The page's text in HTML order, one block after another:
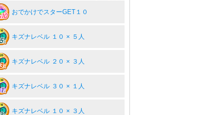
おでかけでスターGET１０
キズナレベル １０ × ５人
キズナレベル ２０ × ３人
キズナレベル ３０ × １人
キズナレベル １０ × ３人